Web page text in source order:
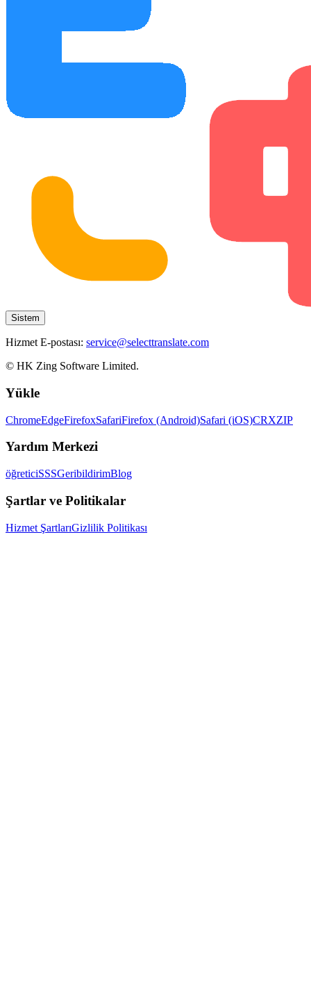
Sistem
Hizmet E-postası: service@selecttranslate.com
© HK Zing Software Limited.
Yükle
ChromeEdgeFirefoxSafariFirefox (Android)Safari (iOS)CRXZIP
Yardım Merkezi
öğreticiSSSGeribildirimBlog
Şartlar ve Politikalar
Hizmet ŞartlarıGizlilik Politikası